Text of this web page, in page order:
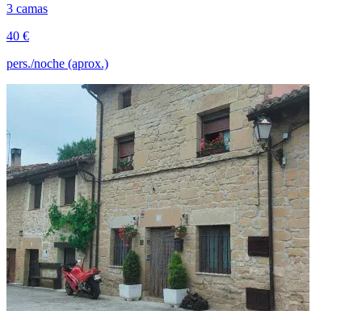
3 camas
40 €
pers./noche (aprox.)